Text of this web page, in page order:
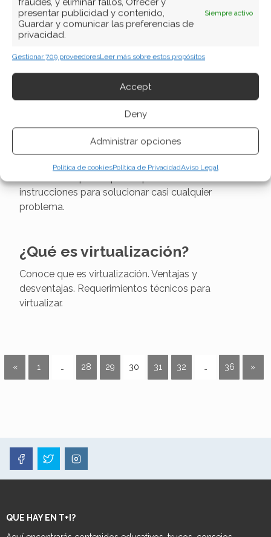
presentar publicidad y contenido,
Guardar y comunicar las preferencias de
privacidad.
Siempre activo
Gestionar 709 proveedoresLeer más sobre estos propósitos
Accept
Deny
Administrar opciones
Política de cookiesPolítica de PrivacidadAviso Legal
¿Cómo borrar archivos
temporales?
Instrucciones paso a paso para borrar los archivos
temporales de nuestra computadora,
¡Mi PC no arranca! GUIA de
¿La computadora no enciende? ¿No sabes qué
instrucciones para solucionar casi cualquier
problema.
¿Qué es virtualización?
Conoce que es virtualización. Ventajas y
desventajas. Requerimientos técnicos para
virtualizar.
« 1 28 29 30 31 32 36 »
QUE HAY EN T+I?